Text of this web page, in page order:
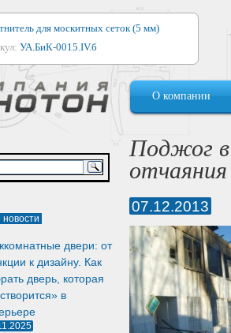
для москитных сеток (5 мм)
УА.БиК-0015.IV.б
для алюминиевых окон
1044
для деревянных окон
УМ.БиК-0062.IV.б
лоджиевый для (4, 5, 6 мм)
для деревянных дверей
О компании
новости
двери: от
к дизайну. Как
дверь, которая
в
Поджог в
07.12.2013